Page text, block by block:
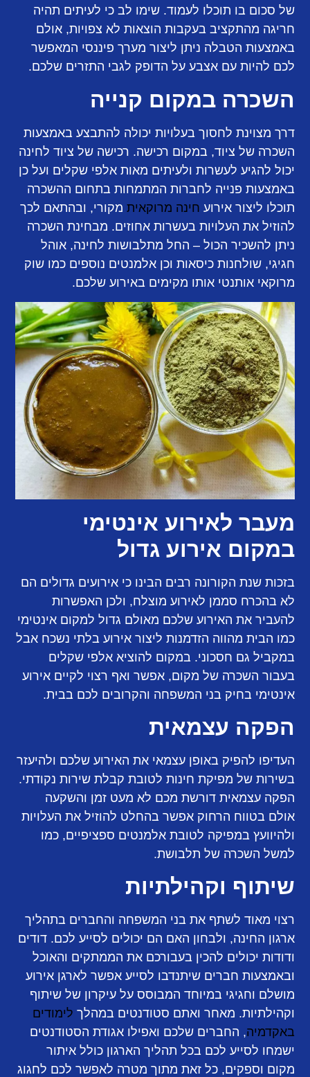
של סכום בו תוכלו לעמוד. שימו לב כי לעיתים תהיה
חריגה מהתקציב בעקבות הוצאות לא צפויות, אולם
באמצעות הטבלה ניתן ליצור מערך פיננסי המאפשר
לכם להיות עם אצבע על הדופק לגבי התזרים שלכם.
השכרה במקום קנייה
דרך מצוינת לחסוך בעלויות יכולה להתבצע באמצעות
השכרה של ציוד, במקום רכישה. רכישה של ציוד לחינה
יכול להגיע לעשרות ולעיתים מאות אלפי שקלים ועל כן
באמצעות פנייה לחברות המתמחות בתחום ההשכרה
תוכלו ליצור אירוע חינה מרוקאית מקורי, ובהתאם לכך
להוזיל את העלויות בעשרות אחוזים. מבחינת השכרה
ניתן להשכיר הכול – החל מתלבושות לחינה, אוהל
חגיגי, שולחנות כיסאות וכן אלמנטים נוספים כמו שוק
מרוקאי אותנטי אותו מקימים באירוע שלכם.
מעבר לאירוע אינטימי
במקום אירוע גדול
בזכות שנת הקורונה רבים הבינו כי אירועים גדולים הם
לא בהכרח סממן לאירוע מוצלח, ולכן האפשרות
להעביר את האירוע שלכם מאולם גדול למקום אינטימי
כמו הבית מהווה הזדמנות ליצור אירוע בלתי נשכח אבל
במקביל גם חסכוני. במקום להוציא אלפי שקלים
בעבור השכרה של מקום, אפשר ואף רצוי לקיים אירוע
אינטימי בחיק בני המשפחה והקרובים לכם בבית.
הפקה עצמאית
העדיפו להפיק באופן עצמאי את האירוע שלכם ולהיעזר
בשירות של מפיקת חינות לטובת קבלת שירות נקודתי.
הפקה עצמאית דורשת מכם לא מעט זמן והשקעה
אולם בטווח הרחוק אפשר בהחלט להוזיל את העלויות
ולהיוועץ במפיקה לטובת אלמנטים ספציפיים, כמו
למשל השכרה של תלבושת.
שיתוף וקהילתיות
רצוי מאוד לשתף את בני המשפחה והחברים בתהליך
ארגון החינה, ולבחון האם הם יכולים לסייע לכם. דודים
ודודות יכולים להכין בעבורכם את הממתקים והאוכל
ובאמצעות חברים שיתנדבו לסייע אפשר לארגן אירוע
מושלם וחגיגי במיוחד המבוסס על עיקרון של שיתוף
וקהילתיות. מאחר ואתם סטודנטים במהלך לימודים
באקדמיה, החברים שלכם ואפילו אגודת הסטודנטים
ישמחו לסייע לכם בכל תהליך הארגון כולל איתור
מקום וספקים, כל זאת מתוך מטרה לאפשר לכם לחגוג